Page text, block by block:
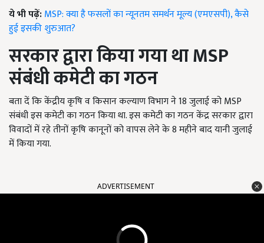
ये भी पढ़ें:MSP: क्या है फसलों का न्यूनतम समर्थन मूल्य (एमएसपी), कैसे
हुई इसकी शुरुआत?
सरकार द्वारा किया गया थाMSP
संबंधी कमेटी का गठन
बता दें कि केंद्रीय कृषि व किसान कल्याण विभाग ने 18 जुलाई को MSP
संबंधी इस कमेटी का गठन किया था. इस कमेटी का गठन केंद्र सरकार द्वारा
विवादों में रहे तीनों कृषि कानूनों को वापस लेने के 8 महीने बाद यानी जुलाई
में किया गया.
ADVERTISEMENT